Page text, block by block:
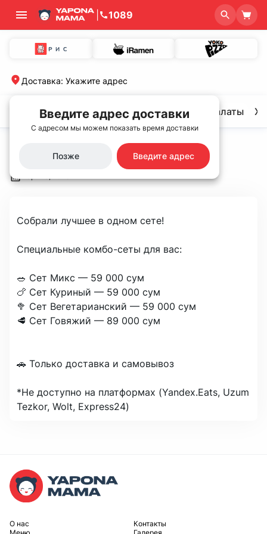
1089
Доставка: Укажите адрес
Хит продаж🌟 Сеты Роллы и суши Салаты
Новые комбо 😍
Собрали лучшее в одном сете!
Специальные комбо-сеты для вас:
🥗 Сет Микс — 59 000 сум
🍗 Сет Куриный — 59 000 сум
🥦 Сет Вегетарианский — 59 000 сум
🥩 Сет Говяжий — 89 000 сум
🚗 Только доставка и самовывоз
*Не доступно на платформах (Yandex.Eats, Uzum
Tezkor, Wolt, Express24)
O нас
Контакты
Введите адрес доставки
С адресом мы можем показать время доставки
Позже Введите адрес